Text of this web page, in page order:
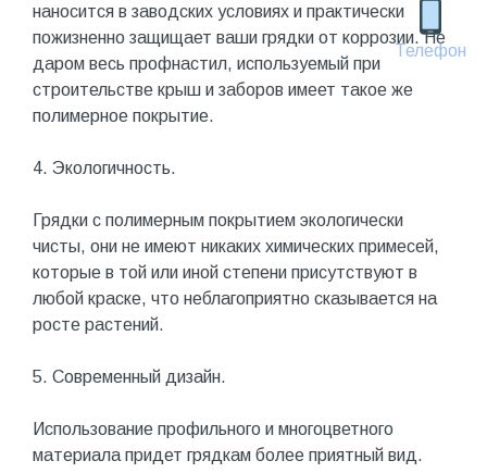
Телефон
наносится в заводских условиях и практически
пожизненно защищает ваши грядки от коррозии. Не
даром весь профнастил, используемый при
строительстве крыш и заборов имеет такое же
полимерное покрытие.
4. Экологичность.
Грядки с полимерным покрытием экологически
чисты, они не имеют никаких химических примесей,
которые в той или иной степени присутствуют в
любой краске, что неблагоприятно сказывается на
росте растений.
5. Современный дизайн.
Использование профильного и многоцветного
материала придет грядкам более приятный вид.